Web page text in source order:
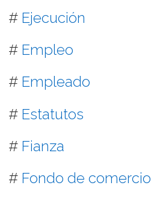
# Ejecución
# Empleo
# Empleado
# Estatutos
# Fianza
# Fondo de comercio